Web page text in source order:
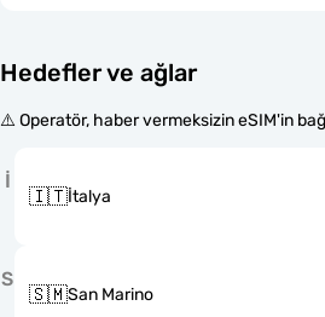
Hedefler ve ağlar
⚠️ Operatör, haber vermeksizin eSIM'in
İ
🇮🇹İtalya
S
🇸🇲San Marino